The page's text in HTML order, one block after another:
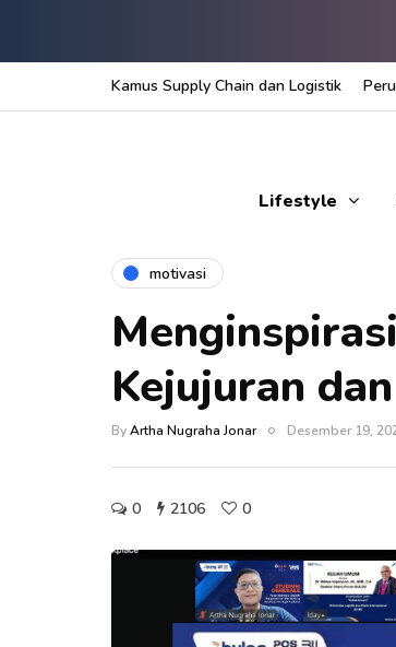
Kamus Supply Chain dan Logistik
Lifestyle
motivasi
Kejujuran
ByArtha Nugraha Jonar Desember 19,
0 2106 0